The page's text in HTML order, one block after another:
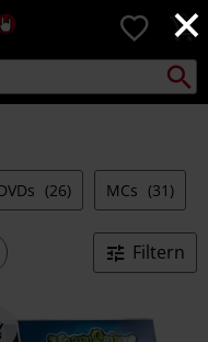
×
0
suchen
(26) MCs (31)
Filtern